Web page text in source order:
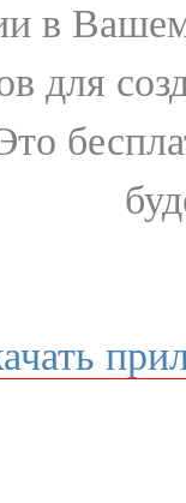
в
для